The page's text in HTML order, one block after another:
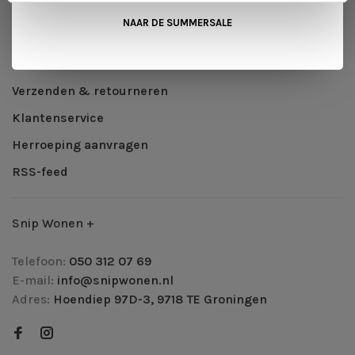
Betaalmethoden
Verzenden & retourneren
Klantenservice
Herroeping aanvragen
RSS-feed
Snip Wonen +
Telefoon: 050 312 07 69
E-mail: info@snipwonen.nl
Adres: Hoendiep 97D-3, 9718 TE Groningen
NAAR DE SUMMERSALE